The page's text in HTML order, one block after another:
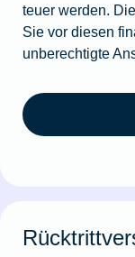
teuer werden.
Sie vor diesen
unberechtigte